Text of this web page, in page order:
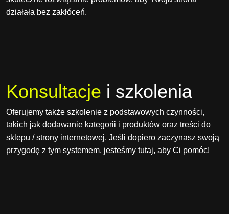
działała bez zakłóceń.
Konsultacje i szkolenia
Oferujemy także szkolenie z podstawowych czynności,
takich jak dodawanie kategorii i produktów oraz treści do
sklepu / strony internetowej. Jeśli dopiero zaczynasz swoją
przygodę z tym systemem, jesteśmy tutaj, aby Ci pomóc!